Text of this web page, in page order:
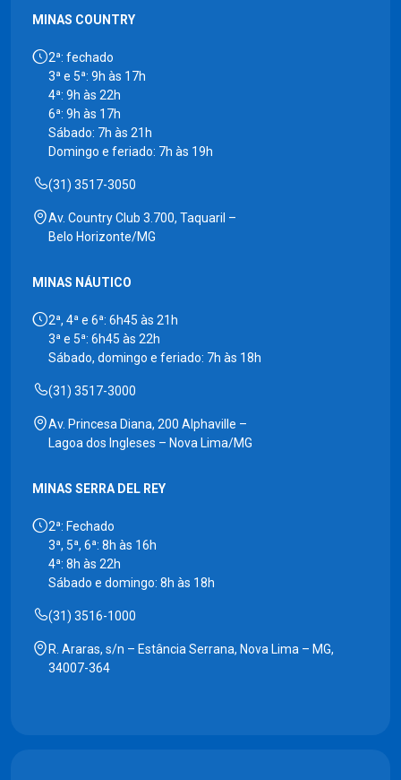
MINAS COUNTRY
2ª: fechado
3ª e 5ª: 9h às 17h
4ª: 9h às 22h
6ª: 9h às 17h
Sábado: 7h às 21h
Domingo e feriado: 7h às 19h
(31) 3517-3050
Av. Country Club 3.700, Taquaril –
Belo Horizonte/MG
MINAS NÁUTICO
2ª, 4ª e 6ª: 6h45 às 21h
3ª e 5ª: 6h45 às 22h
Sábado, domingo e feriado: 7h às 18h
(31) 3517-3000
Av. Princesa Diana, 200 Alphaville –
Lagoa dos Ingleses – Nova Lima/MG
MINAS SERRA DEL REY
2ª: Fechado
3ª, 5ª, 6ª: 8h às 16h
4ª: 8h às 22h
Sábado e domingo: 8h às 18h
(31) 3516-1000
R. Araras, s/n – Estância Serrana, Nova Lima – MG,
34007-364